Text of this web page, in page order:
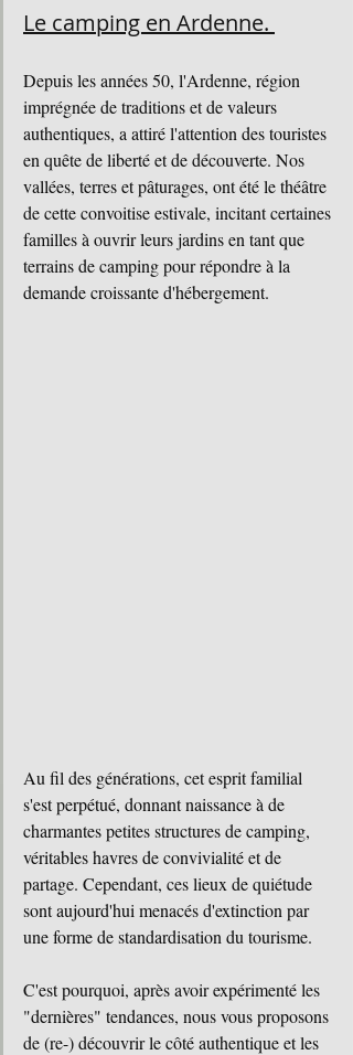
Le camping en Ardenne.
Depuis les années 50, l'Ardenne, région
imprégnée de traditions et de valeurs
authentiques, a attiré l'attention des touristes
en quête de liberté et de découverte. Nos
vallées, terres et pâturages, ont été le théâtre
de cette convoitise estivale, incitant certaines
familles à ouvrir leurs jardins en tant que
terrains de camping pour répondre à la
demande croissante d'hébergement.
Au fil des générations, cet esprit familial
s'est perpétué, donnant naissance à de
charmantes petites structures de camping,
véritables havres de convivialité et de
partage. Cependant, ces lieux de quiétude
sont aujourd'hui menacés d'extinction par
une forme de standardisation du tourisme.
C'est pourquoi, après avoir expérimenté les
"dernières" tendances, nous vous proposons
de (re-) découvrir le côté authentique et les